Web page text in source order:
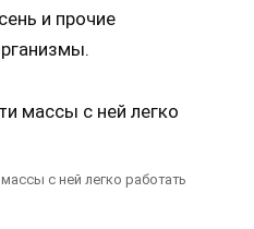
и прочие
с ней легко работать